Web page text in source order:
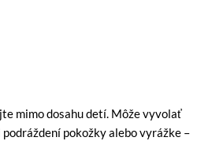
mimo dosahu detí. Môže vyvolať
pokožky alebo vyrážke –